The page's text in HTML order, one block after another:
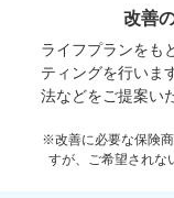
改善
ライフプランをも
ティングを行いま
法などをご提案い
※改善に必要な保険
すが、ご希望されな